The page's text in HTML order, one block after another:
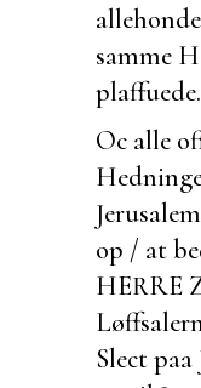
allehonde
samme
plaffuede.
Oc alle
op / at
HERRE
Slect